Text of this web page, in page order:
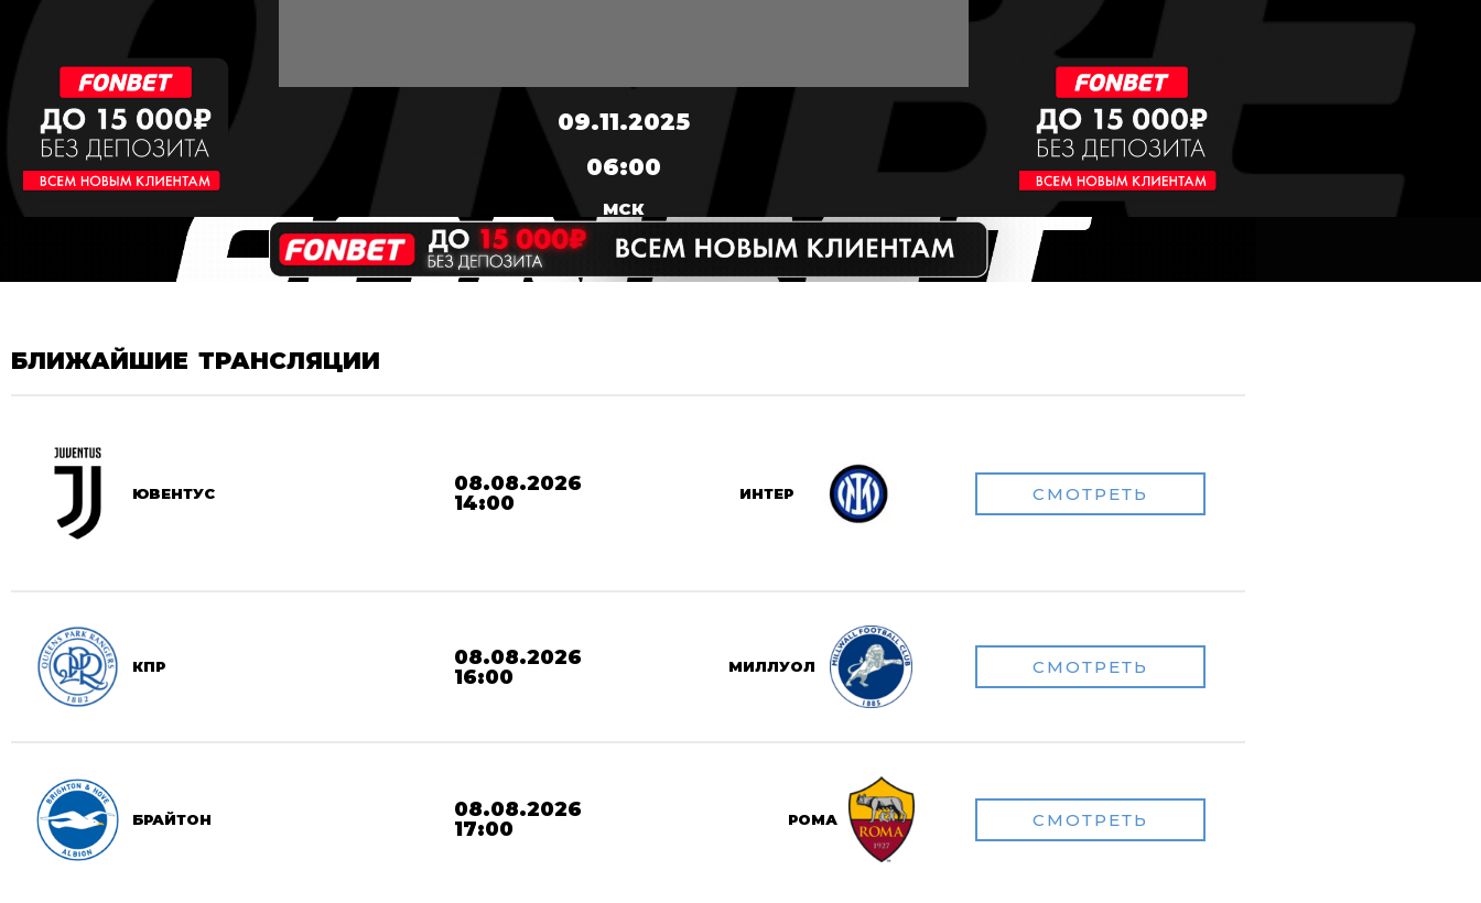
09.11.2025
06:00
МСК
БЛИЖАЙШИЕ ТРАНСЛЯЦИИ
ЮВЕНТУС
08.08.2026
14:00
ИНТЕР СМОТРЕТЬ
КПР
08.08.2026
16:00
МИЛЛУОЛ СМОТРЕТЬ
БРАЙТОН
08.08.2026
17:00
РОМА СМОТРЕТЬ